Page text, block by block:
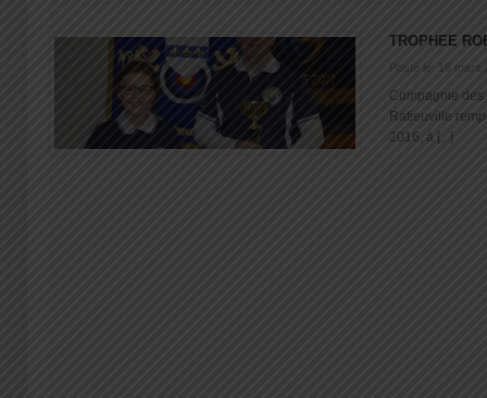
TROPHEE
Posté le: 16 mars
Compagnie des
Ratieuville
2016, à [...]